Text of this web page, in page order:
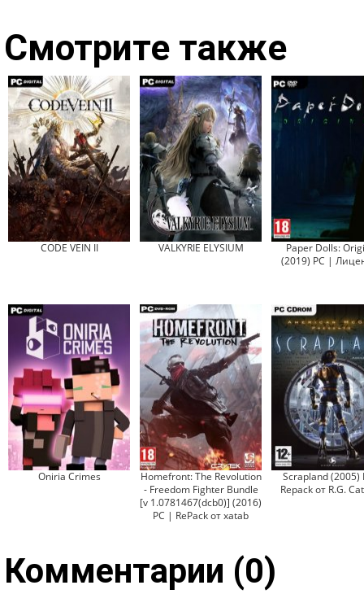
Смотрите также
CODE VEIN II VALKYRIE ELYSIUM
Paper Dolls:
(2019) PC |
Oniria Crimes
Homefront: The Revolution
- Freedom Fighter Bundle
[v 1.0781467(dcb0)] (2016)
PC | RePack от xatab
Scrapland (2005)
Repack от R.G.
Комментарии (0)